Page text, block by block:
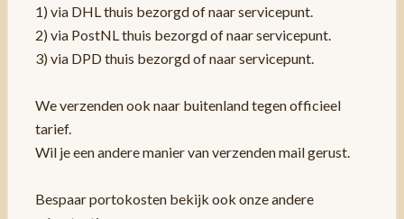
1) via DHL thuis bezorgd of naar servicepunt.
2) via PostNL thuis bezorgd of naar servicepunt.
3) via DPD thuis bezorgd of naar servicepunt.
We verzenden ook naar buitenland tegen officieel
tarief.
Wil je een andere manier van verzenden mail gerust.
Bespaar portokosten bekijk ook onze andere